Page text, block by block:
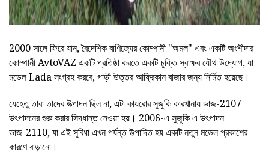
2000 সালে ফিরে যান, বৈদেশিক বাণিজ্যের কোম্পানী "অমল" এবং একটি অংশীদার
কোম্পানী AvtoVAZ একটি প্রতিষ্ঠা করতে একটি চুক্তি স্বাক্ষর যৌথ উদ্যোগ, যা
মডেল Lada সংগ্রহ করবে, গাড়ী উত্তর আফ্রিকান বাজার জন্য নির্মিত হয়েছে।
যেহেতু তারা তাদের উত্পাদন ছিল না, এটা কায়রোর সুজুকি কারখানায় ভাজ-2107
উৎপাদনের শুরু করার সিদ্ধান্ত নেওয়া হয়। 2006-এ সুজুকি এ উৎপাদন
ভাজ-2110, যা এই সুবিধা এখন পর্যন্ত উত্পাদিত হয় একটি নতুন মডেল প্রকাশের
কারণে বাড়ানো।